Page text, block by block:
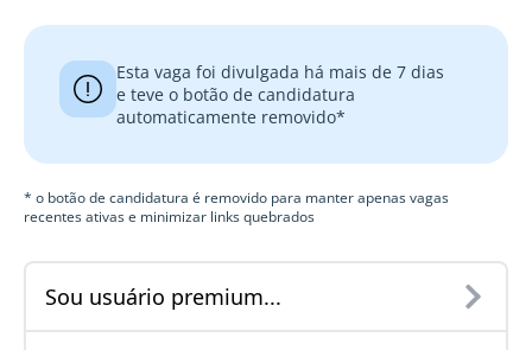
Esta vaga foi divulgada há mais de 7 dias
e teve o botão de candidatura
automaticamente removido*
* o botão de candidatura é removido para manter apenas vagas
recentes ativas e minimizar links quebrados
Sou usuário premium...